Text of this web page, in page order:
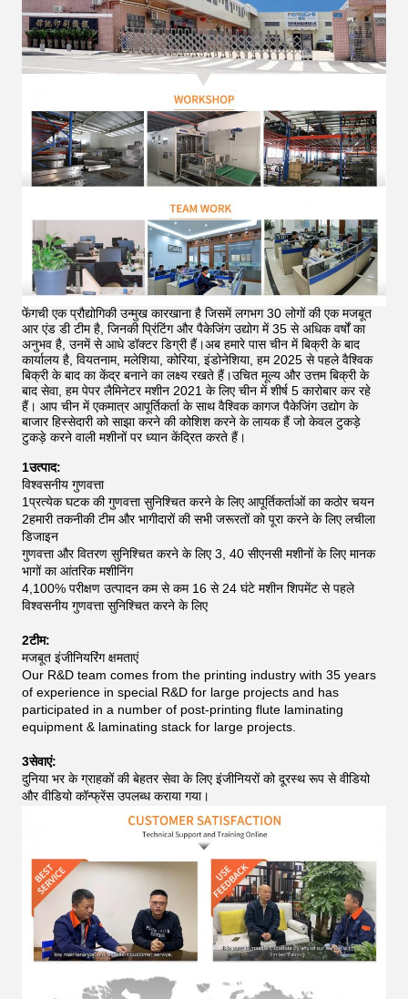
फेंगची एक प्रौद्योगिकी उन्मुख कारखाना है जिसमें लगभग 30 लोगों की एक मजबूत
आर एंड डी टीम है, जिनकी प्रिंटिंग और पैकेजिंग उद्योग में 35 से अधिक वर्षों का
अनुभव है, उनमें से आधे डॉक्टर डिग्री हैं।अब हमारे पास चीन में बिक्री के बाद
कार्यालय है, वियतनाम, मलेशिया, कोरिया, इंडोनेशिया, हम 2025 से पहले वैश्विक
बिक्री के बाद का केंद्र बनाने का लक्ष्य रखते हैं।उचित मूल्य और उत्तम बिक्री के
बाद सेवा, हम पेपर लैमिनेटर मशीन 2021 के लिए चीन में शीर्ष 5 कारोबार कर रहे
हैं। आप चीन में एकमात्र आपूर्तिकर्ता के साथ वैश्विक कागज पैकेजिंग उद्योग के
बाजार हिस्सेदारी को साझा करने की कोशिश करने के लायक हैं जो केवल टुकड़े
टुकड़े करने वाली मशीनों पर ध्यान केंद्रित करते हैं।
1उत्पाद:
विश्वसनीय गुणवत्ता
1प्रत्येक घटक की गुणवत्ता सुनिश्चित करने के लिए आपूर्तिकर्ताओं का कठोर चयन
2हमारी तकनीकी टीम और भागीदारों की सभी जरूरतों को पूरा करने के लिए लचीला
डिजाइन
गुणवत्ता और वितरण सुनिश्चित करने के लिए 3, 40 सीएनसी मशीनों के लिए मानक
भागों का आंतरिक मशीनिंग
4,100% परीक्षण उत्पादन कम से कम 16 से 24 घंटे मशीन शिपमेंट से पहले
विश्वसनीय गुणवत्ता सुनिश्चित करने के लिए
2टीम:
मजबूत इंजीनियरिंग क्षमताएं
Our R&D team comes from the printing industry with 35 years
of experience in special R&D for large projects and has
participated in a number of post-printing flute laminating
equipment & laminating stack for large projects.
3सेवाएं:
दुनिया भर के ग्राहकों की बेहतर सेवा के लिए इंजीनियरों को दूरस्थ रूप से वीडियो
और वीडियो कॉन्फ्रेंस उपलब्ध कराया गया।